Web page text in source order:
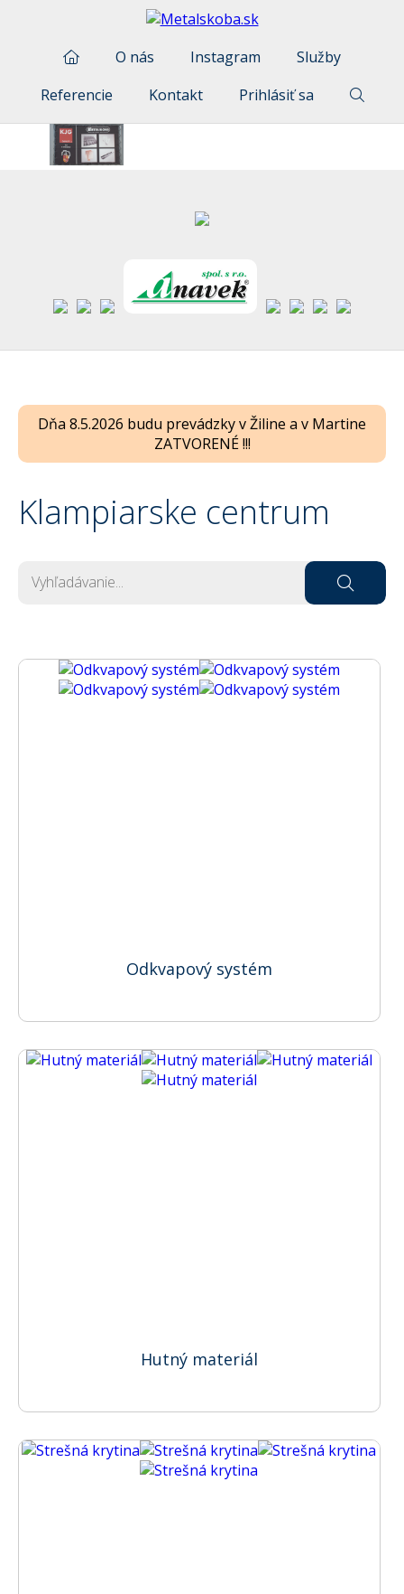
O nás Instagram
Služby
Referencie
Kontakt Prihlásiť sa
Dňa 8.5.2026 budu prevádzky v Žiline a v Martine
ZATVORENÉ !!!
Klampiarske centrum
Odkvapový systém
Hutný materiál